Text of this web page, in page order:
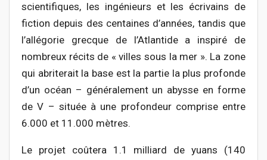
scientifiques, les ingénieurs et les écrivains de
fiction depuis des centaines d’années, tandis que
l’allégorie grecque de l’Atlantide a inspiré de
nombreux récits de « villes sous la mer ». La zone
qui abriterait la base est la partie la plus profonde
d’un océan – généralement un abysse en forme
de V – située à une profondeur comprise entre
6.000 et 11.000 mètres.
Le projet coûtera 1.1 milliard de yuans (140